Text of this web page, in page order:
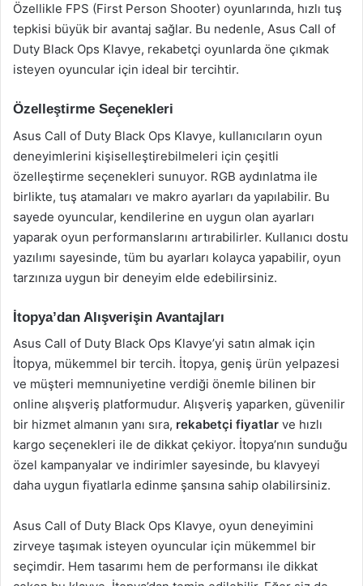
Özellikle FPS (First Person Shooter) oyunlarında, hızlı tuş
tepkisi büyük bir avantaj sağlar. Bu nedenle, Asus Call of
Duty Black Ops Klavye, rekabetçi oyunlarda öne çıkmak
isteyen oyuncular için ideal bir tercihtir.
Özelleştirme Seçenekleri
Asus Call of Duty Black Ops Klavye, kullanıcıların oyun
deneyimlerini kişiselleştirebilmeleri için çeşitli
özelleştirme seçenekleri sunuyor. RGB aydınlatma ile
birlikte, tuş atamaları ve makro ayarları da yapılabilir. Bu
sayede oyuncular, kendilerine en uygun olan ayarları
yaparak oyun performanslarını artırabilirler. Kullanıcı dostu
yazılımı sayesinde, tüm bu ayarları kolayca yapabilir, oyun
tarzınıza uygun bir deneyim elde edebilirsiniz.
İtopya’dan Alışverişin Avantajları
Asus Call of Duty Black Ops Klavye’yi satın almak için
İtopya, mükemmel bir tercih. İtopya, geniş ürün yelpazesi
ve müşteri memnuniyetine verdiği önemle bilinen bir
online alışveriş platformudur. Alışveriş yaparken, güvenilir
bir hizmet almanın yanı sıra, rekabetçi fiyatlar ve hızlı
kargo seçenekleri ile de dikkat çekiyor. İtopya’nın sunduğu
özel kampanyalar ve indirimler sayesinde, bu klavyeyi
daha uygun fiyatlarla edinme şansına sahip olabilirsiniz.
Asus Call of Duty Black Ops Klavye, oyun deneyimini
zirveye taşımak isteyen oyuncular için mükemmel bir
seçimdir. Hem tasarımı hem de performansı ile dikkat